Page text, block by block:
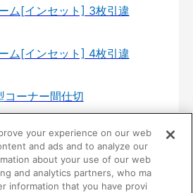
ム[インセット] 3枚引違
ム[インセット] 4枚引違
コーナー間仕切
ペットドア
ねこゲート
your experience on our web
and ads and to analyze our
about your use of our web
and analytics partners, who ma
information that you have provi